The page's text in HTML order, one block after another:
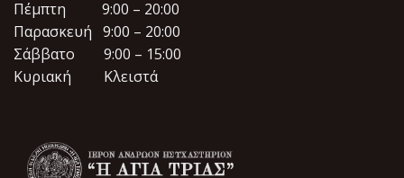
Πέμπτη 9:00 – 20:00
Παρασκευή 9:00 – 20:00
Σάββατο 9:00 – 15:00
Κυριακή Κλειστά